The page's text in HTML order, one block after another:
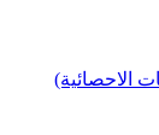
الاحصائية)